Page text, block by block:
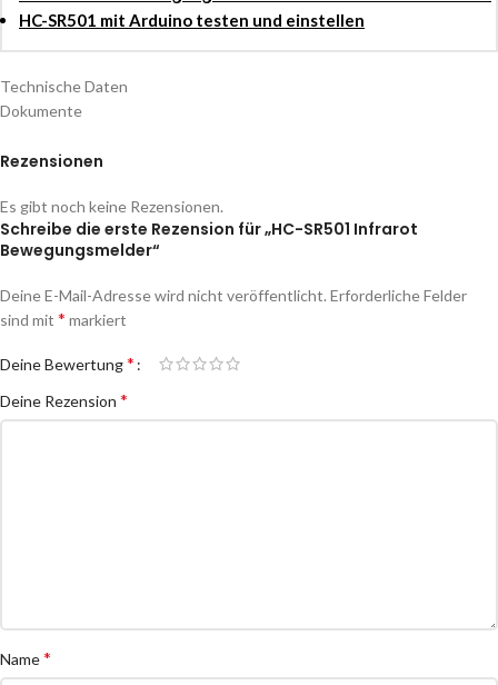
HC-SR501 mit Arduino testen und einstellen
Technische Daten
Dokumente
Rezensionen
Es gibt noch keine Rezensionen.
Schreibe die erste Rezension für „HC-SR501 Infrarot
Bewegungsmelder“
Deine E-Mail-Adresse wird nicht veröffentlicht. Erforderliche Felder
sind mit * markiert
Deine Bewertung*
Deine Rezension *
Name*